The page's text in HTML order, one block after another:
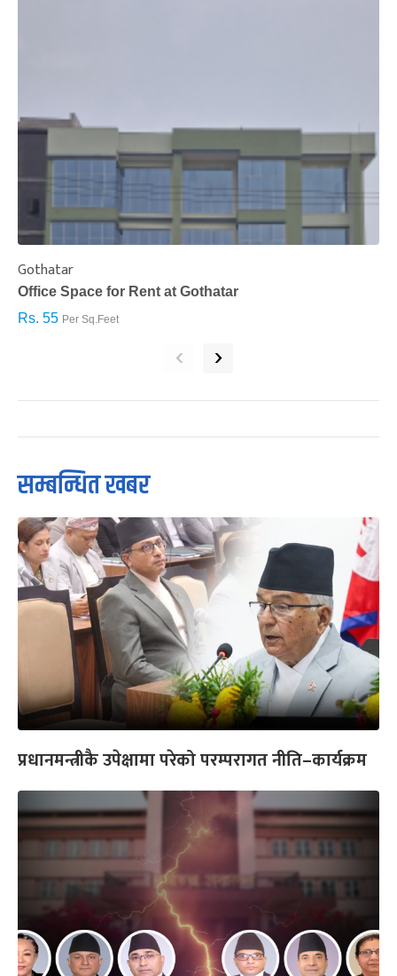
Gothatar
Office Space for Rent at Gothatar
Rs. 55 Per Sq.Feet
‹ ›
सम्बन्धित खबर
प्रधानमन्त्रीकै उपेक्षामा परेको परम्परागत नीति–कार्यक्रम